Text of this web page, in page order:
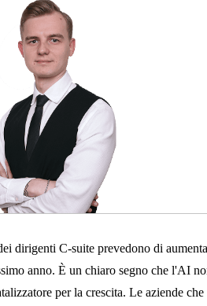
dirigenti C-suite prevedono di
anno. È un chiaro segno che l'AI
per la crescita. Le aziende che